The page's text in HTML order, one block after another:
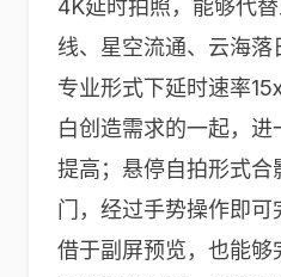
4K延时拍照，能够代
线、星空流通、云海落
专业形式下延时速率
白创造需求的一起，
提高；悬停自拍形式
门，经过手势操作即
借于副屏预览，也能够